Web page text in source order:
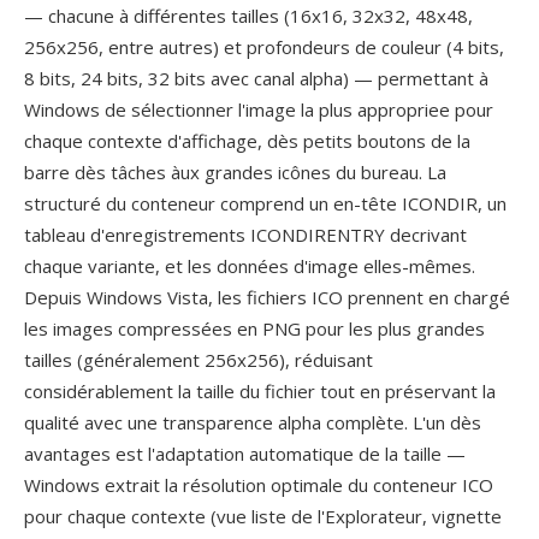
— chacune à différentes tailles (16x16, 32x32, 48x48,
256x256, entre autres) et profondeurs de couleur (4 bits,
8 bits, 24 bits, 32 bits avec canal alpha) — permettant à
Windows de sélectionner l'image la plus appropriee pour
chaque contexte d'affichage, dès petits boutons de la
barre dès tâches àux grandes icônes du bureau. La
structuré du conteneur comprend un en-tête ICONDIR, un
tableau d'enregistrements ICONDIRENTRY decrivant
chaque variante, et les données d'image elles-mêmes.
Depuis Windows Vista, les fichiers ICO prennent en chargé
les images compressées en PNG pour les plus grandes
tailles (généralement 256x256), réduisant
considérablement la taille du fichier tout en préservant la
qualité avec une transparence alpha complète. L'un dès
avantages est l'adaptation automatique de la taille —
Windows extrait la résolution optimale du conteneur ICO
pour chaque contexte (vue liste de l'Explorateur, vignette